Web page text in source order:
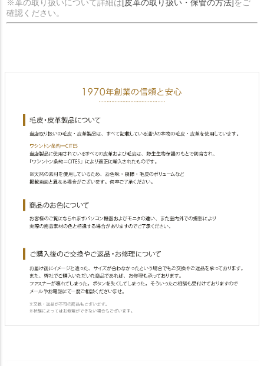
※革の取り扱いについて詳細は [皮革の取り扱い・保管の方法] をご
確認ください。